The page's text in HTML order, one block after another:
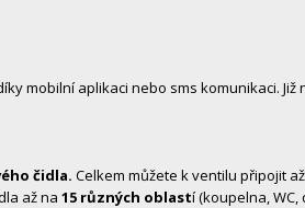
mobilní aplikaci nebo sms komunikaci.
čidla. Celkem můžete k ventilu připojit až
až na 15 různých oblastí (koupelna, WC,